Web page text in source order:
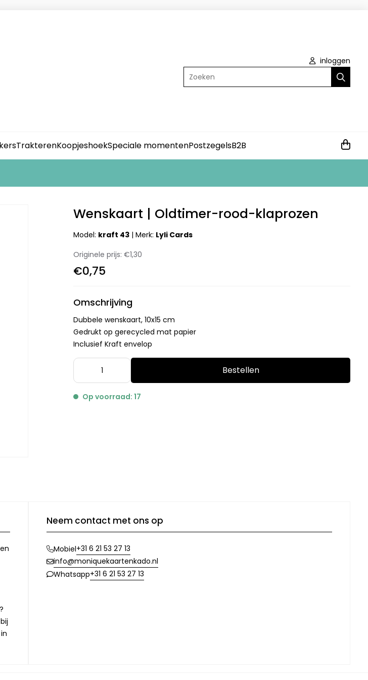
inloggen
Zoeken
TrakterenKoopjeshoekSpeciale momentenPostzegelsB2B
Wenskaart | Oldtimer-rood-klaprozen
Model: kraft 43 |Merk: Lyli Cards
Originele prijs:€1,30
€0,75
Omschrijving
Dubbele wenskaart, 10x15 cm
Gedrukt op gerecycled mat papier
Inclusief Kraft envelop
Bestellen
Op voorraad: 17
Neem contact met ons op
Mobiel+31 6 21 53 27 13
info@moniquekaartenkado.nl
Whatsapp+31 6 21 53 27 13